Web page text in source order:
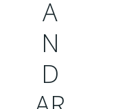
A
N
D